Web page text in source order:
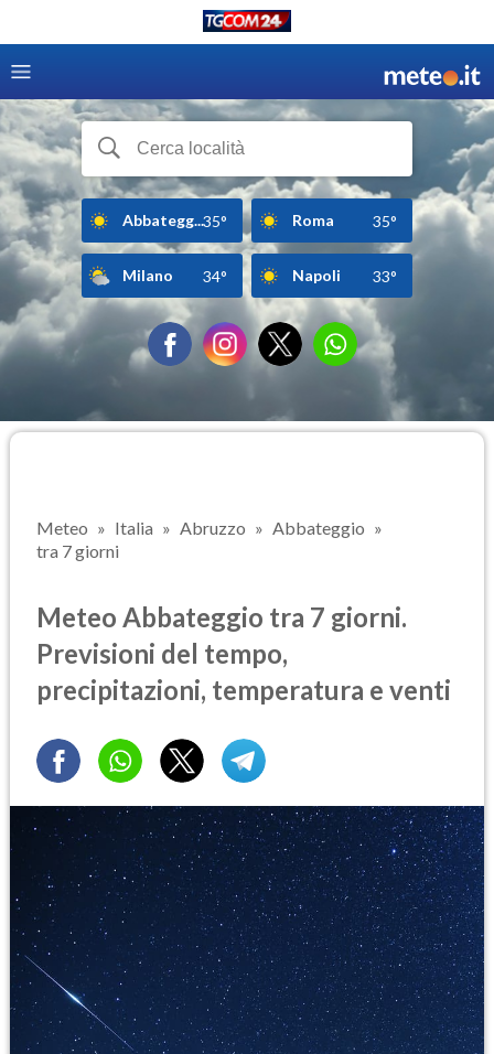
Abbategg...35° Roma 35°
Milano 34° Napoli 33°
Meteo Italia Abruzzo
Abbateggio
tra 7 giorni
Meteo Abbateggio tra 7 giorni.
Previsioni del tempo,
precipitazioni, temperatura e venti